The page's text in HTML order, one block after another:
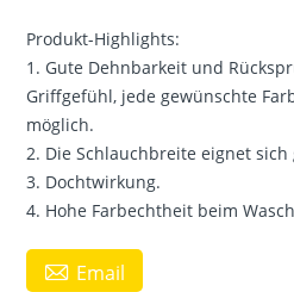
Produkt-Highlights:
1. Gute Dehnbarkeit und
Griffgefühl, jede gewünschte
möglich.
2. Die Schlauchbreite eignet
3. Dochtwirkung.
4. Hohe Farbechtheit beim
 Email